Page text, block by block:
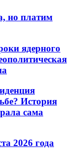
но платим
ядерного
История
сама
2026 года